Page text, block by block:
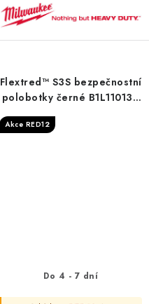
Flextred™ S3S bezpečnostní
polobotky černé B1L110133
ESD SC FO SR
Akce RED12
Do 4 - 7 dní